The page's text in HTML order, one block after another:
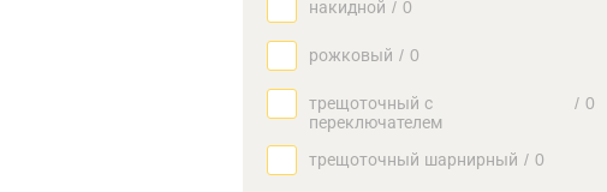
накидной / 0
рожковый / 0
трещоточный с
переключателем
/ 0
трещоточный шарнирный / 0